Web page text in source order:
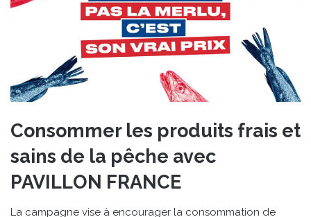
Consommer les produits frais et
sains de la pêche avec
PAVILLON FRANCE
La campagne vise à encourager la consommation de